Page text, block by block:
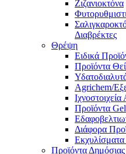
Ζιζανιοκτόνα
Διαβρέκτες
Θρέψη
Ειδικά
Προϊόντα
Agrichem/
Προϊόντα Gel
Διάφορα
Προϊόντα Δημόσιας